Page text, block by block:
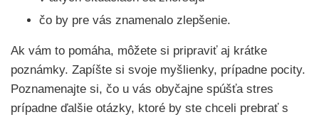
čo by pre vás znamenalo zlepšenie.
Ak vám to pomáha, môžete si pripraviť aj krátke
poznámky. Zapíšte si svoje myšlienky, prípadne pocity.
Poznamenajte si, čo u vás obyčajne spúšťa stres
prípadne ďalšie otázky, ktoré by ste chceli prebrať s